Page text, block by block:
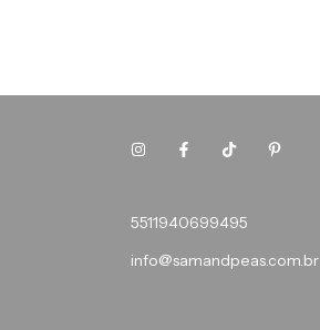
5511940699495
info@samandpeas.com.br